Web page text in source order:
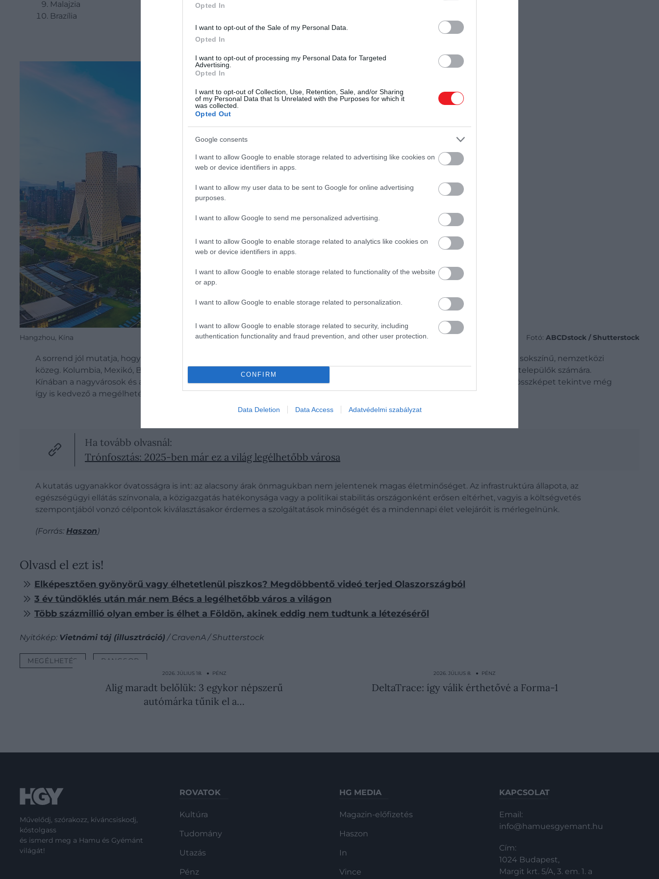
Opted In
I want to opt-out of the Sale of my Personal Data.
Opted In
I want to opt-out of processing my Personal Data for Targeted
Advertising.
Opted In
I want to opt-out of Collection, Use, Retention, Sale, and/or Sharing
of my Personal Data that Is Unrelated with the Purposes for which it
was collected.
Opted Out
Google consents
I want to allow Google to enable storage related to advertising like cookies on
web or device identifiers in apps.
I want to allow my user data to be sent to Google for online advertising
purposes.
I want to allow Google to send me personalized advertising.
I want to allow Google to enable storage related to analytics like cookies on
web or device identifiers in apps.
I want to allow Google to enable storage related to functionality of the website
or app.
I want to allow Google to enable storage related to personalization.
I want to allow Google to enable storage related to security, including
authentication functionality and fraud prevention, and other user protection.
CONFIRM
Data Deletion Data Access Adatvédelmi szabályzat
Malajzia
Brazília
Hangzhou, Kína Fotó: ABCDstock / Shutterstock
A sorrend jól mutatja, hogy Délkelet-Ázsia országaiban egyszerre adott az alacsony költségszint, a pezsgő kulturális élet és a sokszínű, nemzetközi
közeg. Kolumbia, Mexikó, Brazília szintén vonzó árszínvonalat, élhető mindennapokat és dinamikus közösségeket kínál a betelepülők számára.
Kínában a nagyvárosok és a kisebb települések közötti árkülönbségek ugyan jelentősek lehetnek, de a felmérés szerint az összképet tekintve még
így is kedvező a megélhetés az országban.
Ha tovább olvasnál:
Trónfosztás: 2025-ben már ez a világ legélhetőbb városa
A kutatás ugyanakkor óvatosságra is int: az alacsony árak önmagukban nem jelentenek magas életminőséget. Az infrastruktúra állapota, az
egészségügyi ellátás színvonala, a közigazgatás hatékonysága vagy a politikai stabilitás országonként erősen eltérhet, vagyis a költségvetés
szempontjából vonzó célpontok kiválasztásakor érdemes a szolgáltatások minőségét és a mindennapi élet velejáróit is mérlegelnünk.
(Forrás: Haszon)
Olvasd el ezt is!
Elképesztően gyönyörű vagy élhetetlenül piszkos? Megdöbbentő videó terjed Olaszországból
3 év tündöklés után már nem Bécs a legélhetőbb város a világon
Több százmillió olyan ember is élhet a Földön, akinek eddig nem tudtunk a létezéséről
Nyitókép: Vietnámi táj (illusztráció) / CravenA / Shutterstock
MEGÉLHETÉS RANGSOR
2026. JÚLIUS 18. ● PÉNZ
Alig maradt belőlük: 3 egykor népszerű
autómárka tűnik el a…
2026. JÚLIUS 8. ● PÉNZ
DeltaTrace: így válik érthetővé a Forma-1
Művelődj, szórakozz, kíváncsiskodj,
kóstolgass
és ismerd meg a Hamu és Gyémánt
világát!
ROVATOK
Kultúra
Tudomány
Utazás
Pénz
HG MEDIA
Magazin-előfizetés
Haszon
In
Vince
KAPCSOLAT
Email:
info@hamuesgyemant.hu
Cím:
1024 Budapest,
Margit krt. 5/A, 3. em. 1. a